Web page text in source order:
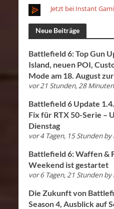
Jetzt bei Instant
Neue Beiträge
Battlefield 6: Top Gun
Island, neuen POI,
Mode am 18. August
vor 21 Stunden, 28 Minuten
Battlefield 6 Update
Fix für RTX 50-Serie –
Dienstag
vor 4 Tagen, 15 Stunden by
Battlefield 6: Waffen &
Weekend ist gestartet
vor 6 Tagen, 21 Stunden by
Die Zukunft von
Season 4, Ausblick auf